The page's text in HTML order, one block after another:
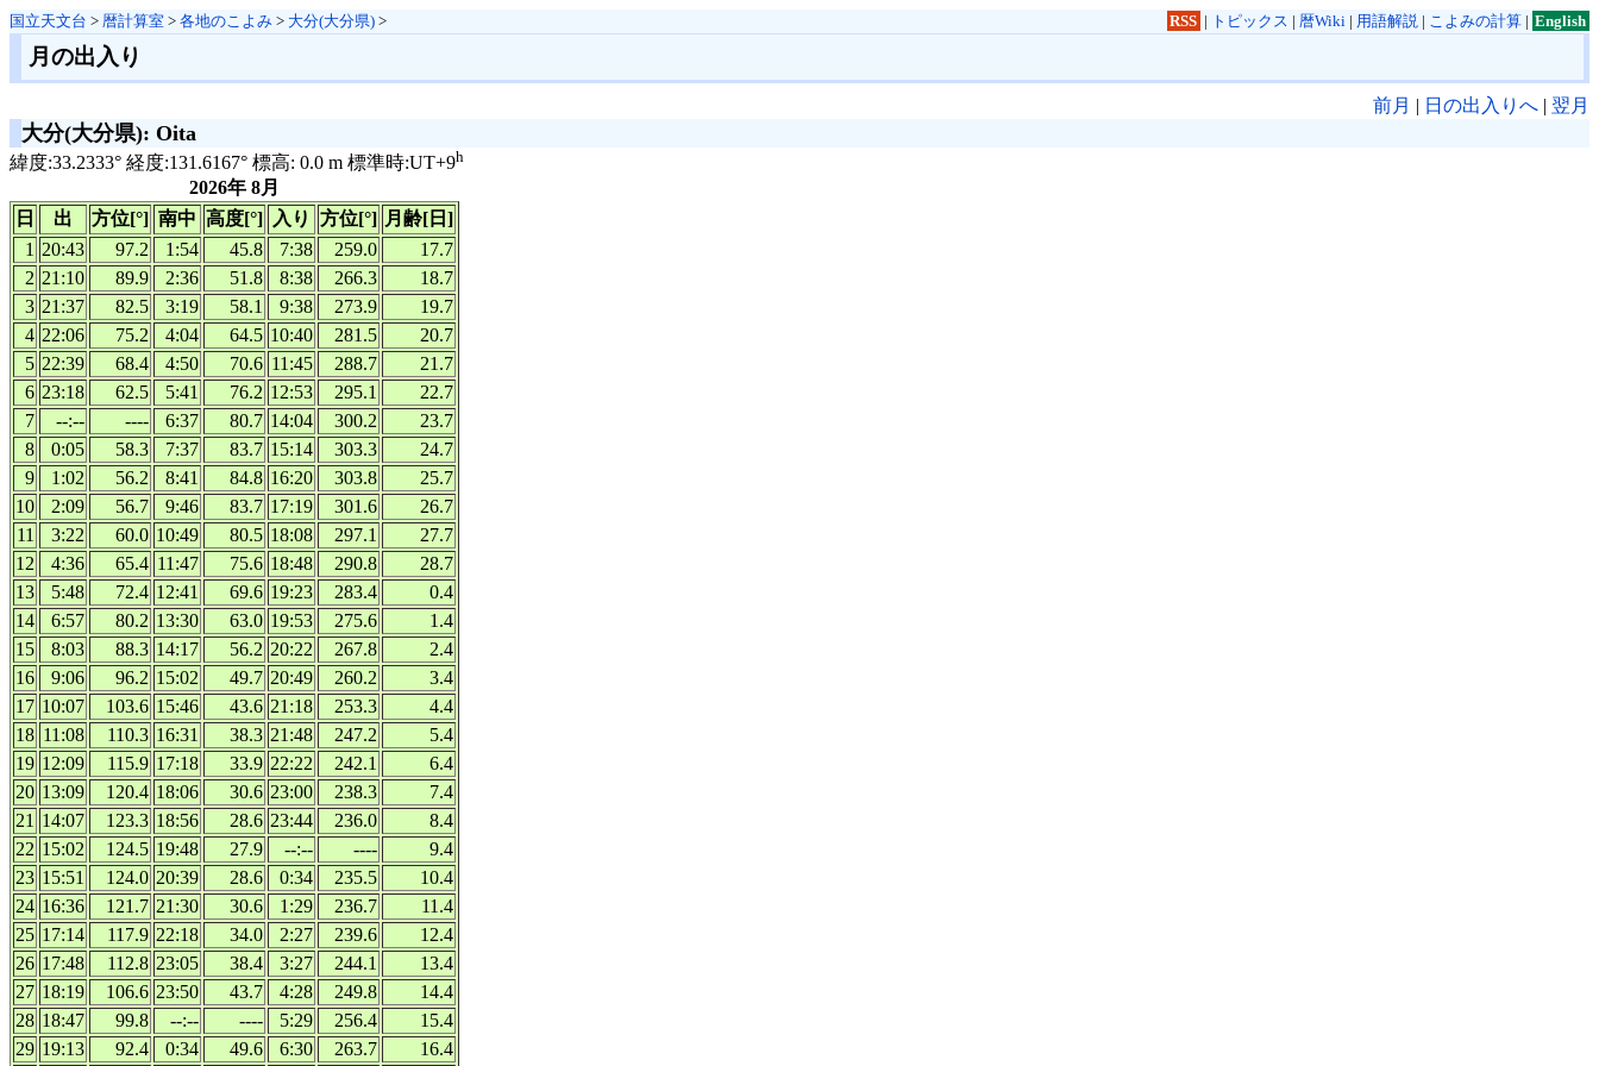
国立天文台 > 暦計算室 > 各地のこよみ > 大分(大分県) > RSS | トピックス | 暦Wiki| 用語解説| こよみの計算| English
月の出入り
前月 | 日の出入りへ | 翌月
大分(大分県): Oita
緯度:33.2333° 経度:131.6167° 標高: 0.0 m 標準時:UT+9h
2026年 8月
日
出 方位[°] 南中 高度[°] 入り 方位[°] 月齢[日]
1 20:43 97.2 1:54 45.8 7:38 259.0
17.7
2 21:10 89.9 2:36 51.8 8:38 266.3
18.7
3 21:37 82.5 3:19 58.1 9:38 273.9
19.7
4 22:06 75.2 4:04 64.5 10:40 281.5
20.7
5 22:39 68.4 4:50 70.6 11:45 288.7
21.7
6 23:18 62.5 5:41 76.2 12:53 295.1
22.7
7
--:-- ---- 6:37 80.7 14:04 300.2
23.7
8
0:05 58.3 7:37 83.7 15:14 303.3
24.7
9
1:02 56.2 8:41 84.8 16:20 303.8
25.7
10
2:09 56.7 9:46 83.7 17:19 301.6
26.7
11
3:22 60.0 10:49 80.5 18:08 297.1
27.7
12
4:36 65.4 11:47 75.6 18:48 290.8
28.7
13
5:48 72.4 12:41 69.6 19:23 283.4
0.4
14
6:57 80.2 13:30 63.0 19:53 275.6
1.4
15
8:03 88.3 14:17 56.2 20:22 267.8
2.4
16
9:06 96.2 15:02 49.7 20:49 260.2
3.4
17 10:07 103.6 15:46 43.6 21:18 253.3
4.4
18 11:08 110.3 16:31 38.3 21:48 247.2
5.4
19 12:09 115.9 17:18 33.9 22:22 242.1
6.4
20 13:09 120.4 18:06 30.6 23:00 238.3
7.4
21 14:07 123.3 18:56 28.6 23:44 236.0
8.4
22 15:02 124.5 19:48 27.9 --:-- ----
9.4
23 15:51 124.0 20:39 28.6 0:34 235.5
10.4
24 16:36 121.7 21:30 30.6 1:29 236.7
11.4
25 17:14 117.9 22:18 34.0 2:27 239.6
12.4
26 17:48 112.8 23:05 38.4 3:27 244.1
13.4
27 18:19 106.6 23:50 43.7 4:28 249.8
14.4
28 18:47 99.8 --:-- ---- 5:29 256.4
15.4
29 19:13 92.4 0:34 49.6 6:30 263.7 16.4